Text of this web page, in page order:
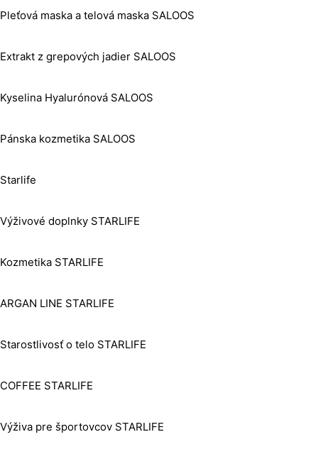
Pleťová maska a telová maska SALOOS
Extrakt z grepových jadier SALOOS
Kyselina Hyalurónová SALOOS
Pánska kozmetika SALOOS
Starlife
Výživové doplnky STARLIFE
Kozmetika STARLIFE
ARGAN LINE STARLIFE
Starostlivosť o telo STARLIFE
COFFEE STARLIFE
Výživa pre športovcov STARLIFE